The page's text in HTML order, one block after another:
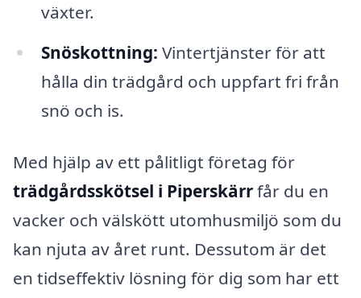
växter.
Snöskottning: Vintertjänster för att
hålla din trädgård och uppfart fri från
snö och is.
Med hjälp av ett pålitligt företag för
trädgårdsskötsel i Piperskärrfår du en
vacker och välskött utomhusmiljö som du
kan njuta av året runt. Dessutom är det
en tidseffektiv lösning för dig som har ett